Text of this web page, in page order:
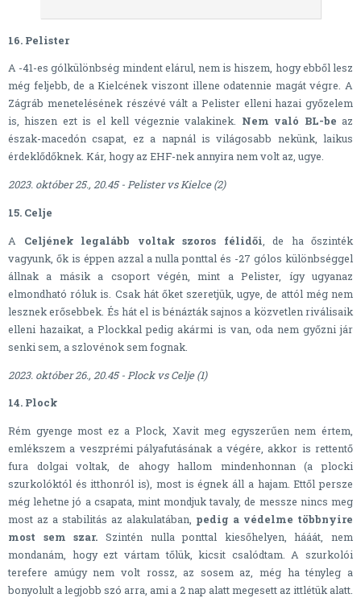
16. Pelister
A -41-es gólkülönbség mindent elárul, nem is hiszem, hogy ebből lesz
még feljebb, de a Kielcének viszont illene odatennie magát végre. A
Zágráb menetelésének részévé vált a Pelister elleni hazai győzelem
is, hiszen ezt is el kell végeznie valakinek. Nem való BL-be az
észak-macedón csapat, ez a napnál is világosabb nekünk, laikus
érdeklődőknek. Kár, hogy az EHF-nek annyira nem volt az, ugye.
2023. október 25., 20.45 - Pelister vs Kielce (2)
15. Celje
A Celjének legalább voltak szoros félidői , de ha őszinték
vagyunk, ők is éppen azzal a nulla ponttal és -27 gólos különbséggel
állnak a másik a csoport végén, mint a Pelister, így ugyanaz
elmondható róluk is. Csak hát őket szeretjük, ugye, de attól még nem
lesznek erősebbek. És hát el is bénázták sajnos a közvetlen riválisaik
elleni hazaikat, a Plockkal pedig akármi is van, oda nem győzni jár
senki sem, a szlovénok sem fognak.
2023. október 26., 20.45 - Plock vs Celje (1)
14. Plock
Rém gyenge most ez a Plock, Xavit meg egyszerűen nem értem,
emlékszem a veszprémi pályafutásának a végére, akkor is rettentő
fura dolgai voltak, de ahogy hallom mindenhonnan (a plocki
szurkolóktól és itthonról is), most is égnek áll a hajam. Ettől persze
még lehetne jó a csapata, mint mondjuk tavaly, de messze nincs meg
most az a stabilitás az alakulatában,
pedig a védelme többnyire
most sem szar. Szintén nulla ponttal kiesőhelyen, hááát, nem
mondanám, hogy ezt vártam tőlük, kicsit csalódtam. A szurkolói
terefere amúgy nem volt rossz, az sosem az, még ha tényleg a
bonyolult a legjobb szó arra, ami a 2 nap alatt megesett az ittlétük alatt.